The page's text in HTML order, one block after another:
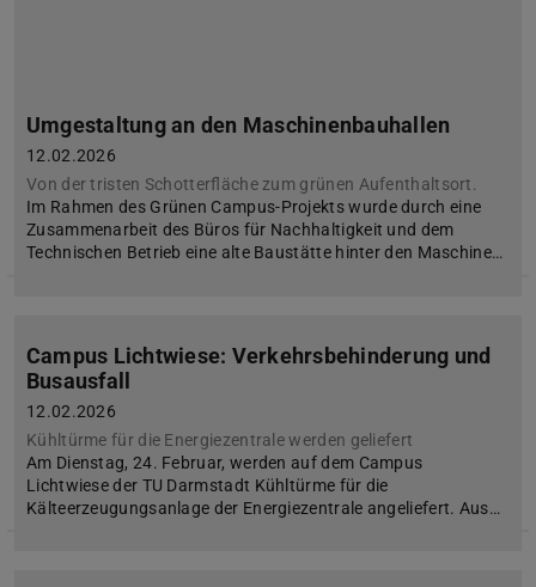
Umgestaltung an den Maschinenbauhallen
12.02.2026
Von der tristen Schotterfläche zum grünen Aufenthaltsort.
Im Rahmen des Grünen Campus-Projekts wurde durch eine
Zusammenarbeit des Büros für Nachhaltigkeit und dem
Technischen Betrieb eine alte Baustätte hinter den Maschine…
Campus Lichtwiese: Verkehrsbehinderung und
Busausfall
12.02.2026
Kühltürme für die Energiezentrale werden geliefert
Am Dienstag, 24. Februar, werden auf dem Campus
Lichtwiese der TU Darmstadt Kühltürme für die
Kälteerzeugungsanlage der Energiezentrale angeliefert. Aus…